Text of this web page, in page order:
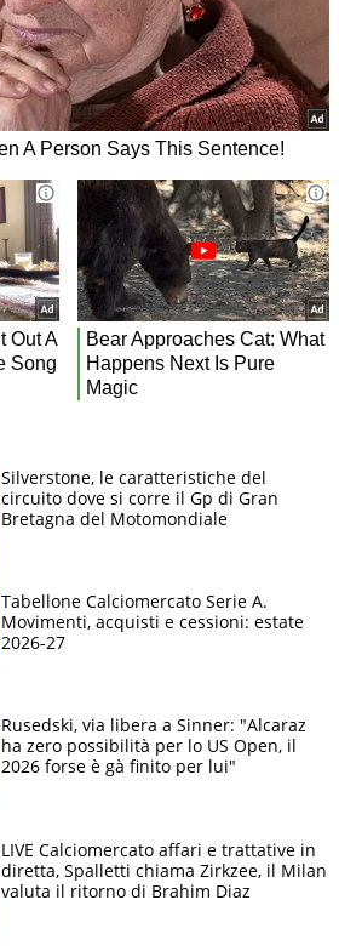
Silverstone, le caratteristiche del
circuito dove si corre il Gp di Gran
Bretagna del Motomondiale
Tabellone Calciomercato Serie A.
Movimenti, acquisti e cessioni: estate
2026-27
Rusedski, via libera a Sinner: "Alcaraz
ha zero possibilità per lo US Open, il
2026 forse è gà finito per lui"
LIVE Calciomercato affari e trattative in
diretta, Spalletti chiama Zirkzee, il Milan
valuta il ritorno di Brahim Diaz